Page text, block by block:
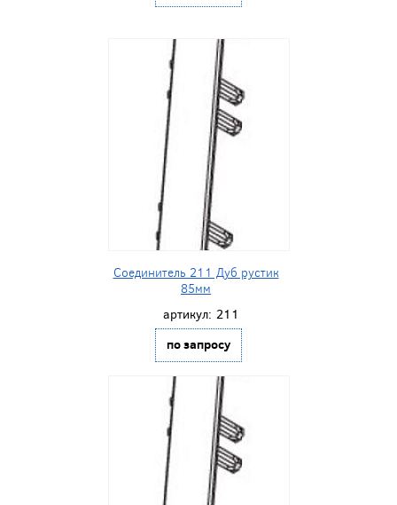
Соединитель 211 Дуб рустик
85мм
артикул: 211
по запросу